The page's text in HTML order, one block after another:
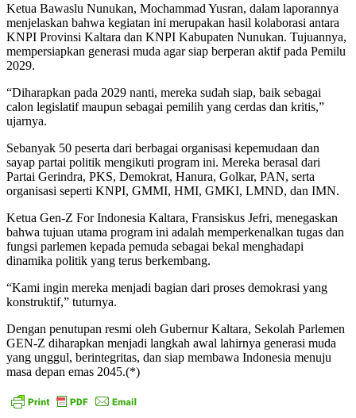
Ketua Bawaslu Nunukan, Mochammad Yusran, dalam laporannya
menjelaskan bahwa kegiatan ini merupakan hasil kolaborasi antara
KNPI Provinsi Kaltara dan KNPI Kabupaten Nunukan. Tujuannya,
mempersiapkan generasi muda agar siap berperan aktif pada Pemilu
2029.
“Diharapkan pada 2029 nanti, mereka sudah siap, baik sebagai
calon legislatif maupun sebagai pemilih yang cerdas dan kritis,”
ujarnya.
Sebanyak 50 peserta dari berbagai organisasi kepemudaan dan
sayap partai politik mengikuti program ini. Mereka berasal dari
Partai Gerindra, PKS, Demokrat, Hanura, Golkar, PAN, serta
organisasi seperti KNPI, GMMI, HMI, GMKI, LMND, dan IMN.
Ketua Gen-Z For Indonesia Kaltara, Fransiskus Jefri, menegaskan
bahwa tujuan utama program ini adalah memperkenalkan tugas dan
fungsi parlemen kepada pemuda sebagai bekal menghadapi
dinamika politik yang terus berkembang.
“Kami ingin mereka menjadi bagian dari proses demokrasi yang
konstruktif,” tuturnya.
Dengan penutupan resmi oleh Gubernur Kaltara, Sekolah Parlemen
GEN-Z diharapkan menjadi langkah awal lahirnya generasi muda
yang unggul, berintegritas, dan siap membawa Indonesia menuju
masa depan emas 2045.(*)